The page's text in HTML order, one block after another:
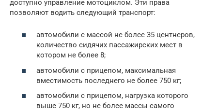
доступно управление мотоциклом. Эти права
позволяют водить следующий транспорт:
автомобили с массой не более 35 центнеров,
количество сидячих пассажирских мест в
котором не более 8;
автомобили с прицепом, максимальная
вместимость последнего не более 750 кг;
автомобили с прицепом, нагрузка которого
выше 750 кг, но не более массы самого